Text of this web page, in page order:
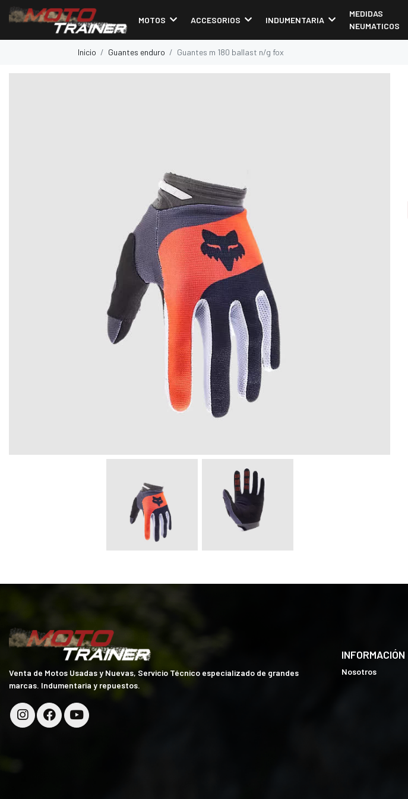
MOTOS ACCESORIOS INDUMENTARIA
MEDIDAS
NEUMATICOS
Inicio Guantes enduro Guantes m 180 ballast n/g fox
Venta de Motos Usadas y Nuevas, Servicio Técnico especializado de grandes
marcas. Indumentaria y repuestos.
INFORMACIÓN
Nosotros